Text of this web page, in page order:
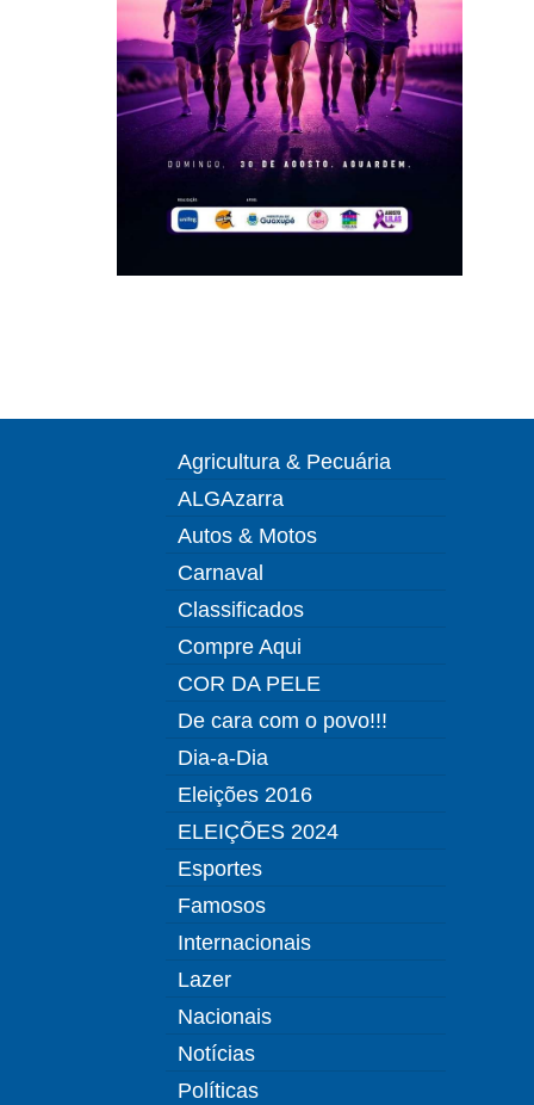
Agricultura & Pecuária
ALGAzarra
Autos & Motos
Carnaval
Classificados
Compre Aqui
COR DA PELE
De cara com o povo!!!
Dia-a-Dia
Eleições 2016
ELEIÇÕES 2024
Esportes
Famosos
Internacionais
Lazer
Nacionais
Notícias
Políticas